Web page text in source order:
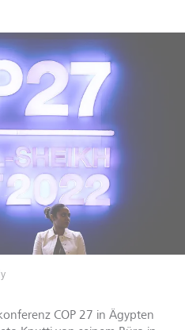
COP 27 in Ägypten